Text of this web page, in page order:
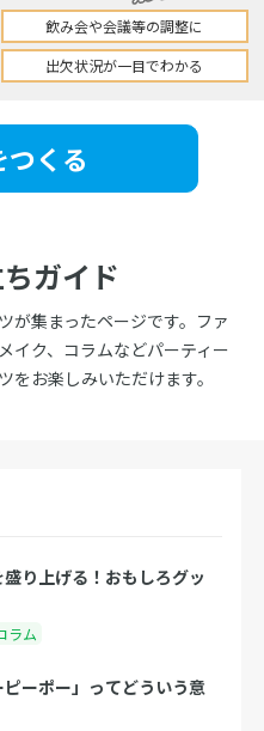
飲み会や会議等の調整に
出欠状況が一目でわかる
つくる
ガイド
が集まったページです。ファ
イク、コラムなどパーティー
をお楽しみいただけます。
り上げる！おもしろグッ
ラム
ピーポー」ってどういう意